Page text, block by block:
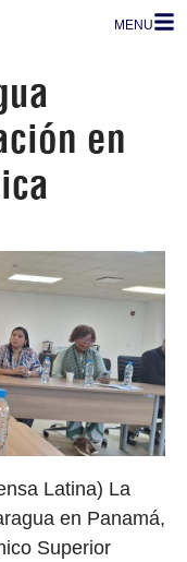
MENU
en
Latina) La
en Panamá,
Superior